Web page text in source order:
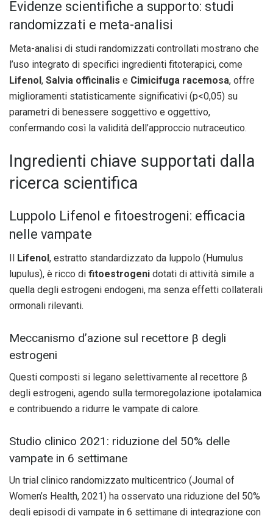
Evidenze scientifiche a supporto: studi
randomizzati e meta-analisi
Meta-analisi di studi randomizzati controllati mostrano che
l’uso integrato di specifici ingredienti fitoterapici, come
Lifenol , Salvia officinalis e Cimicifuga racemosa, offre
miglioramenti statisticamente significativi (p<0,05) su
parametri di benessere soggettivo e oggettivo,
confermando così la validità dell’approccio nutraceutico.
Ingredienti chiave supportati dalla
ricerca scientifica
Luppolo Lifenol e fitoestrogeni: efficacia
nelle vampate
Lifenol , estratto standardizzato da luppolo (Humulus
lupulus), è ricco di fitoestrogeni dotati di attività simile a
quella degli estrogeni endogeni, ma senza effetti collaterali
ormonali rilevanti.
Meccanismo d’azione sul recettore β degli
estrogeni
Questi composti si legano selettivamente al recettore β
degli estrogeni, agendo sulla termoregolazione ipotalamica
e contribuendo a ridurre le vampate di calore.
Studio clinico 2021: riduzione del 50% delle
vampate in 6 settimane
Un trial clinico randomizzato multicentrico (Journal of
Women’s Health, 2021) ha osservato una riduzione del 50%
degli episodi di vampate in 6 settimane di integrazione con